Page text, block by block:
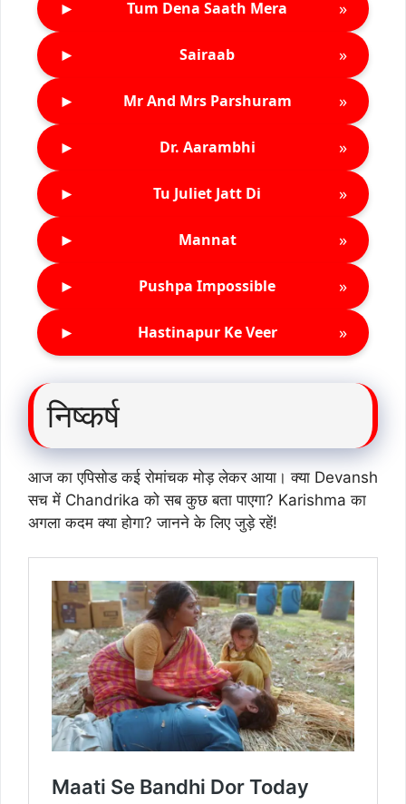
► Tum Dena Saath Mera »
► Sairaab »
► Mr And Mrs Parshuram »
► Dr. Aarambhi »
► Tu Juliet Jatt Di »
► Mannat »
► Pushpa Impossible »
► Hastinapur Ke Veer »
निष्कर्ष
आज का एपिसोड कई रोमांचक मोड़ लेकर आया। क्या Devansh
सच में Chandrika को सब कुछ बता पाएगा? Karishma का
अगला कदम क्या होगा? जानने के लिए जुड़े रहें!